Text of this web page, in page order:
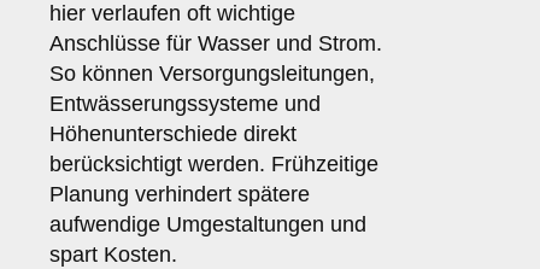
hier verlaufen oft wichtige
Anschlüsse für Wasser und Strom.
So können Versorgungsleitungen,
Entwässerungssysteme und
Höhenunterschiede direkt
berücksichtigt werden. Frühzeitige
Planung verhindert spätere
aufwendige Umgestaltungen und
spart Kosten.